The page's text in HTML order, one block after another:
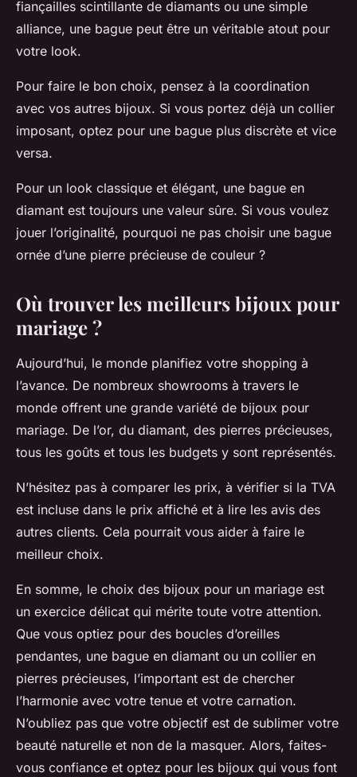
fiançailles scintillante de diamants ou une simple
alliance, une bague peut être un véritable atout pour
votre look.
Pour faire le bon choix, pensez à la coordination
avec vos autres bijoux. Si vous portez déjà un collier
imposant, optez pour une bague plus discrète et vice
versa.
Pour un look classique et élégant, une bague en
diamant est toujours une valeur sûre. Si vous voulez
jouer l’originalité, pourquoi ne pas choisir une bague
ornée d’une pierre précieuse de couleur ?
Où trouver les meilleurs bijoux pour
mariage ?
Aujourd’hui, le monde planifiez votre shopping à
l’avance. De nombreux showrooms à travers le
monde offrent une grande variété de bijoux pour
mariage. De l’or, du diamant, des pierres précieuses,
tous les goûts et tous les budgets y sont représentés.
N’hésitez pas à comparer les prix, à vérifier si la TVA
est incluse dans le prix affiché et à lire les avis des
autres clients. Cela pourrait vous aider à faire le
meilleur choix.
En somme, le choix des bijoux pour un mariage est
un exercice délicat qui mérite toute votre attention.
Que vous optiez pour des boucles d’oreilles
pendantes, une bague en diamant ou un collier en
pierres précieuses, l’important est de chercher
l’harmonie avec votre tenue et votre carnation.
N’oubliez pas que votre objectif est de sublimer votre
beauté naturelle et non de la masquer. Alors, faites-
vous confiance et optez pour les bijoux qui vous font